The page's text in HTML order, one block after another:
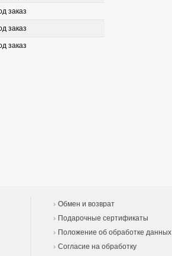
заказ
заказ
заказ
Обмен и возврат
Подарочные сертификаты
Положение об обработке данных
Согласие на обработку